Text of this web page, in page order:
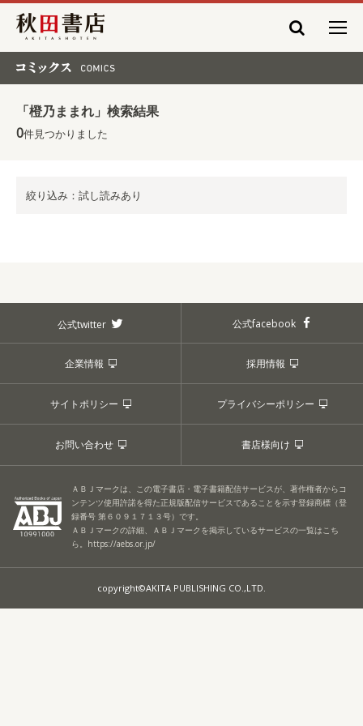
秋田書店
「橙乃ままれ」検索結果
0件見つかりました
絞り込み：試し読みあり
公式twitter 公式facebook
企業情報 採用情報
サイトポリシー プライバシーポリシー
お問い合わせ 書店様向け
ＡＢＪマークは、この電子書店・電子書籍配信サービスが、著作権者からコ
ンテンツ使用許諾を得た正規版配信サービスであることを示す登録商標（登
録番号 第６０９１７１３号）です。
ＡＢＪマークの詳細、ＡＢＪマークを掲示しているサービスの一覧はこち
ら。 https://aebs.or.jp/
copyright©AKITA PUBLISHING CO.,LTD.